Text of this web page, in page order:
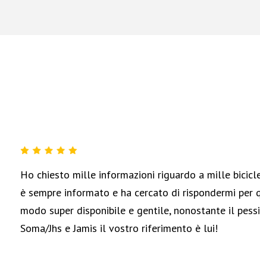
CYCLOTECH
OKO
ELECTRA
VENTANA
Ho chiesto mille informazioni riguardo a mille
è sempre informato e ha cercato di rispondermi per
modo super disponibile e gentile, nonostante il
Soma/Jhs e Jamis il vostro riferimento è lui!